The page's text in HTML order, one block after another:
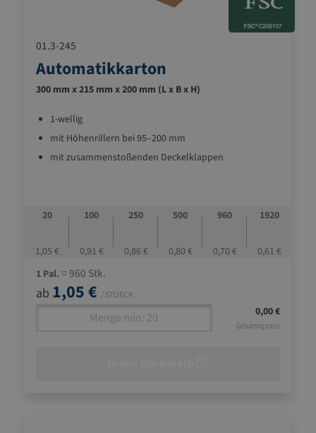
01.3-245
Automatikkarton
300 mm x 215 mm x 200 mm (L x B x H)
1-wellig
mit Höhenrillern bei 95–200 mm
mit zusammenstoßenden Deckelklappen
20
1,05 €
100
0,91 €
250
0,86 €
500
0,80 €
960
0,70 €
1920
0,61 €
1 Pal. = 960 Stk.
ab 1,05 € / STUECK
0,00 €
Gesamtpreis